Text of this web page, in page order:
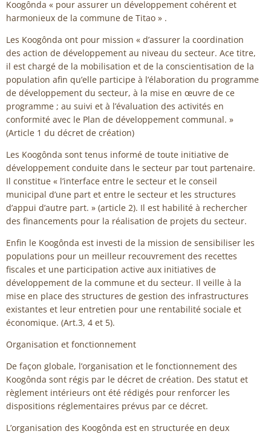
Koogônda « pour assurer un développement cohérent et
harmonieux de la commune de Titao » .
Les Koogônda ont pour mission « d’assurer la coordination
des action de développement au niveau du secteur. Ace titre,
il est chargé de la mobilisation et de la conscientisation de la
population afin qu’elle participe à l’élaboration du programme
de développement du secteur, à la mise en œuvre de ce
programme ; au suivi et à l’évaluation des activités en
conformité avec le Plan de développement communal. »
(Article 1 du décret de création)
Les Koogônda sont tenus informé de toute initiative de
développement conduite dans le secteur par tout partenaire.
Il constitue « l’interface entre le secteur et le conseil
municipal d’une part et entre le secteur et les structures
d’appui d’autre part. » (article 2). Il est habilité à rechercher
des financements pour la réalisation de projets du secteur.
Enfin le Koogônda est investi de la mission de sensibiliser les
populations pour un meilleur recouvrement des recettes
fiscales et une participation active aux initiatives de
développement de la commune et du secteur. Il veille à la
mise en place des structures de gestion des infrastructures
existantes et leur entretien pour une rentabilité sociale et
économique. (Art.3, 4 et 5).
Organisation et fonctionnement
De façon globale, l’organisation et le fonctionnement des
Koogônda sont régis par le décret de création. Des statut et
règlement intérieurs ont été rédigés pour renforcer les
dispositions réglementaires prévus par ce décret.
L’organisation des Koogônda est en structurée en deux